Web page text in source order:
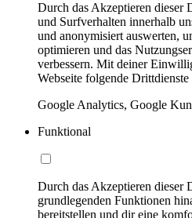
Durch das Akzeptieren dieser
und Surfverhalten innerhalb
und anonymisiert auswerten,
optimieren und das
verbessern. Mit deiner
Webseite folgende Drittdienste
Google Analytics, Google
Funktional
Durch das Akzeptieren dieser
grundlegenden Funktionen
bereitstellen und dir eine